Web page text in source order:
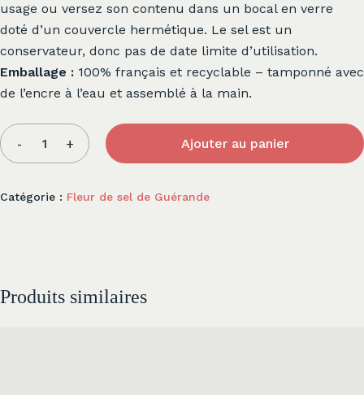
usage ou versez son contenu dans un bocal en verre
doté d’un couvercle hermétique. Le sel est un
conservateur, donc pas de date limite d’utilisation.
Emballage : 100% français et recyclable – tamponné avec
de l’encre à l’eau et assemblé à la main.
Ajouter au panier
Catégorie : Fleur de sel de Guérande
Produits similaires